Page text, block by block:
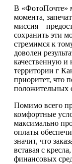
В «ФотоПочте»
момента,
миссия –
сохранить эти
стремимся к
доволен
качественную и
территории г
приоритет, что
положительных
Помимо всего
комфортные
максимально
оплаты
значит, что
вставая с
финансовых